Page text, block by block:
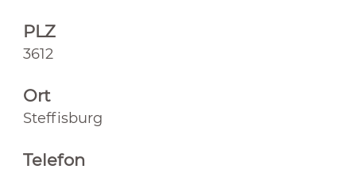
PLZ
3612
Ort
Steffisburg
Telefon